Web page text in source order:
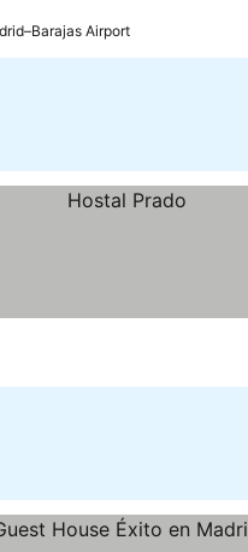
Airport